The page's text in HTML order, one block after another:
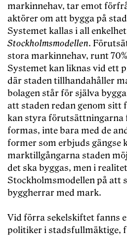
markinnehav, tar emot
aktörer om att bygga på
Systemet kallas i all
Stockholmsmodellen.
stora markinnehav, runt
Systemet kan liknas vid ett
där staden tillhandahåller
bolagen står för själva
att staden redan genom sitt
kan styra förutsättningarna
formas, inte bara med de
former som erbjuds gängse
marktillgångarna staden
det ska byggas, men i
Stockholmsmodellen på att
byggherrar med mark.
Vid förra sekelskiftet fanns
politiker i stadsfullmäktige,